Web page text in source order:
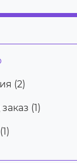
(2)
(1 )
1 )